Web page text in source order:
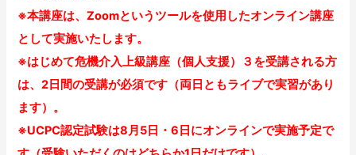
※本講座は、Zoomというツールを使用したオンライン講座
として実施いたします。
※はじめて危機介入上級講座（個人支援）３を受講される方
は、2日間の受講が必須です（両日ともライブで実習があり
ます）。
※UCPC認定試験は8月5日・6日にオンラインで実施予定で